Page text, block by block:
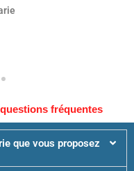
fréquentes
que vous proposez